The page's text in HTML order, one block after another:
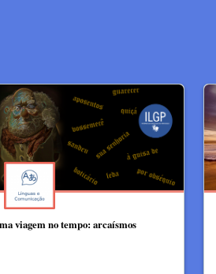
viagem no tempo: arcaísmos